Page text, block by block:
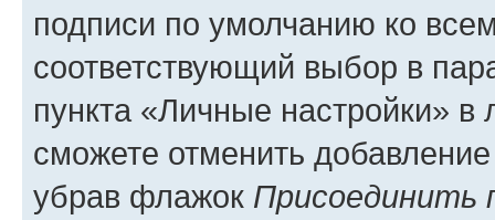
подписи по умолчанию ко
соответствующий выбор в
пункта «Личные настройки»
сможете отменить
убрав флажок Присоединить